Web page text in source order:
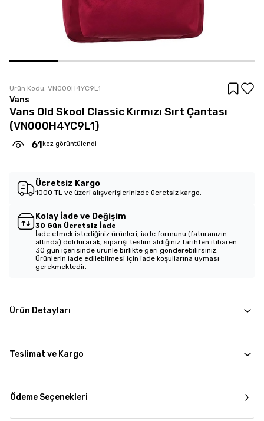
Ürün Kodu: VN000H4YC9L1
Vans
Vans Old Skool Classic Kırmızı Sırt Çantası
(VN000H4YC9L1)
61 kez görüntülendi
Ücretsiz Kargo
1000 TL ve üzeri alışverişlerinizde ücretsiz kargo.
Kolay İade ve Değişim
30 Gün Ücretsiz İade
İade etmek istediğiniz ürünleri, iade formunu (faturanızın
altında) doldurarak, siparişi teslim aldığınız tarihten itibaren
30 gün içerisinde ürünle birlikte geri gönderebilirsiniz.
Ürünlerin iade edilebilmesi için iade koşullarına uyması
gerekmektedir.
Ürün Detayları
Teslimat ve Kargo
Ödeme Seçenekleri